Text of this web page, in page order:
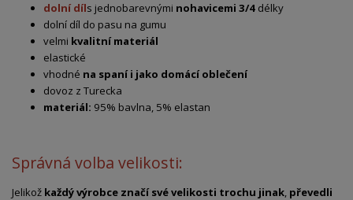
dolní díls jednobarevnými nohavicemi 3/4 délky
dolní díl do pasu na gumu
velmi kvalitní materiál
elastické
vhodné na spaní i jako domácí oblečení
dovoz z Turecka
materiál: 95% bavlna, 5% elastan
Správná volba velikosti:
Jelikož každý výrobce značí své velikosti trochu jinak, převedli